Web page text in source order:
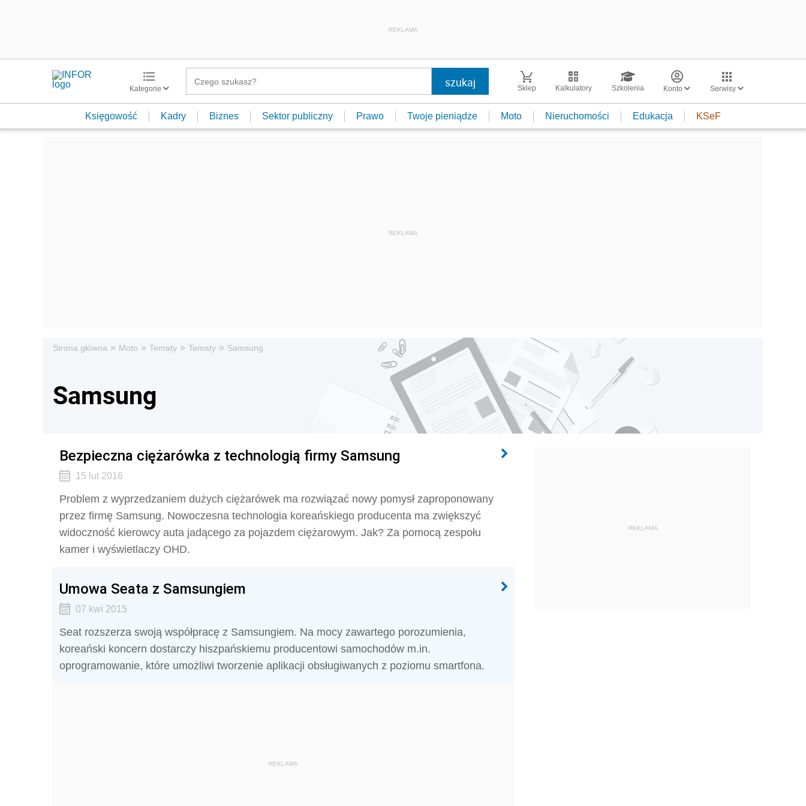
REKLAMA
Kategorie Sklep Kalkulatory Szkolenia Konto Serwisy
Księgowość Kadry Biznes Sektor publiczny Prawo Twoje pieniądze Moto Nieruchomości Edukacja KSeF
Strona główna » Moto » Tematy » Tematy » Samsung
Samsung
Bezpieczna ciężarówka z technologią firmy Samsung
15 lut 2016
Problem z wyprzedzaniem dużych ciężarówek ma rozwiązać nowy pomysł zaproponowany
przez firmę Samsung. Nowoczesna technologia koreańskiego producenta ma zwiększyć
widoczność kierowcy auta jadącego za pojazdem ciężarowym. Jak? Za pomocą zespołu
kamer i wyświetlaczy OHD.
Umowa Seata z Samsungiem
07 kwi 2015
Seat rozszerza swoją współpracę z Samsungiem. Na mocy zawartego porozumienia,
koreański koncern dostarczy hiszpańskiemu producentowi samochodów m.in.
oprogramowanie, które umożliwi tworzenie aplikacji obsługiwanych z poziomu smartfona.
REKLAMA
REKLAMA